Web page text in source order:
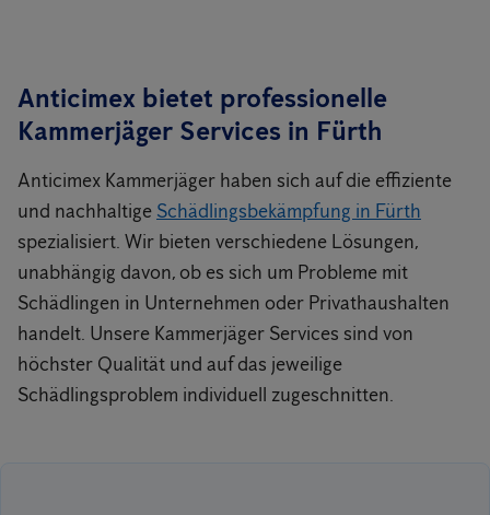
Anticimex bietet professionelle
Kammerjäger Services in Fürth
Anticimex Kammerjäger haben sich auf die effiziente
und nachhaltige Schädlingsbekämpfung in Fürth
spezialisiert. Wir bieten verschiedene Lösungen,
unabhängig davon, ob es sich um Probleme mit
Schädlingen in Unternehmen oder Privathaushalten
handelt. Unsere Kammerjäger Services sind von
höchster Qualität und auf das jeweilige
Schädlingsproblem individuell zugeschnitten.